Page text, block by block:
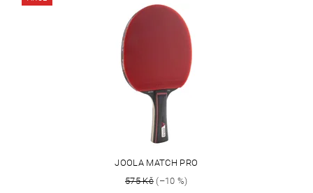
JOOLA MATCH PRO
575 Kč(–10 %)